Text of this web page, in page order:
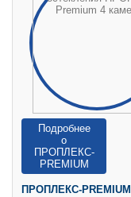
Подробнее
о
ПРОПЛЕКС-
PREMIUM
ПРОПЛЕКС-PREMIUM